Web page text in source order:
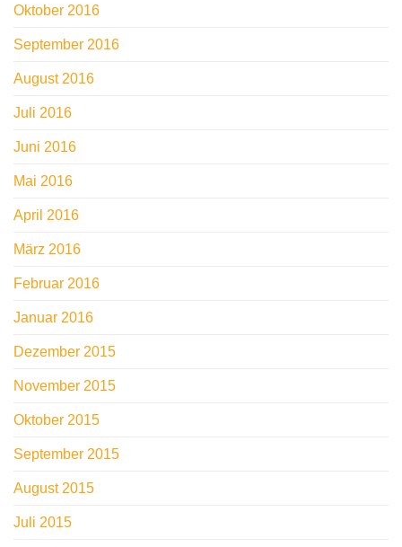
Oktober 2016
September 2016
August 2016
Juli 2016
Juni 2016
Mai 2016
April 2016
März 2016
Februar 2016
Januar 2016
Dezember 2015
November 2015
Oktober 2015
September 2015
August 2015
Juli 2015